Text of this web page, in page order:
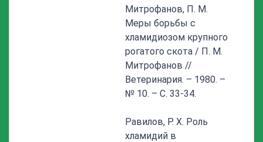
Митрофанов, П. М.
Меры борьбы с
хламидиозом крупного
рогатого скота / П. М.
Митрофанов //
Ветеринария. – 1980. –
№ 10. – С. 33-34.
Равилов, Р. Х. Роль
хламидий в